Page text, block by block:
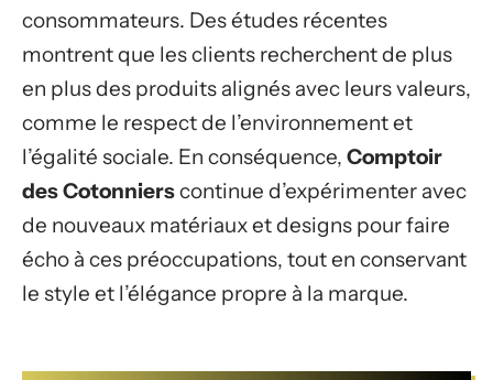
consommateurs. Des études récentes
montrent que les clients recherchent de plus
en plus des produits alignés avec leurs valeurs,
comme le respect de l’environnement et
l’égalité sociale. En conséquence, Comptoir
des Cotonnierscontinue d’expérimenter avec
de nouveaux matériaux et designs pour faire
écho à ces préoccupations, tout en conservant
le style et l’élégance propre à la marque.